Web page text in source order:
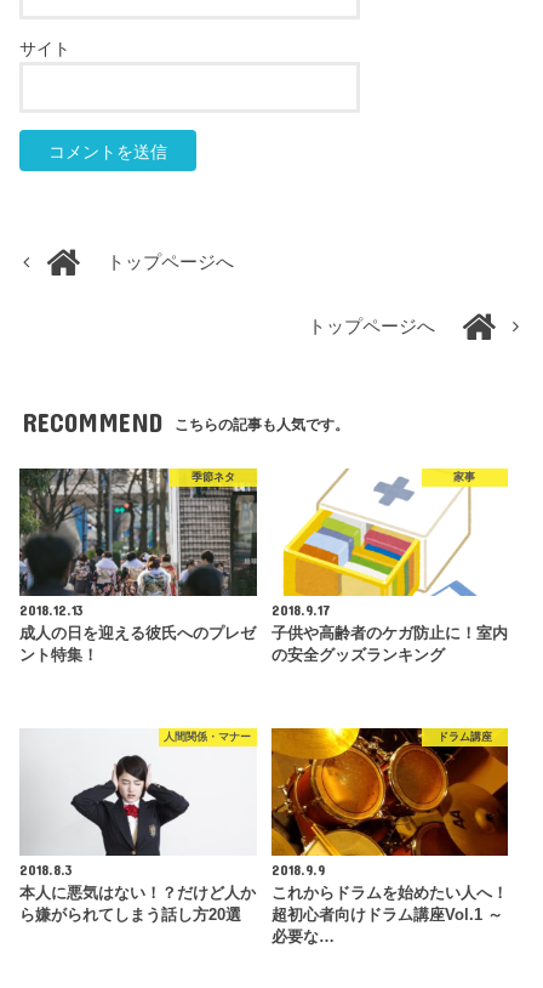
サイト
トップページへ
トップページへ
RECOMMEND こちらの記事も人気です。
季節ネタ
2018.12.13
成人の日を迎える彼氏へのプレゼ
ント特集！
家事
2018.9.17
子供や高齢者のケガ防止に！室内
の安全グッズランキング
人間関係・マナー
2018.8.3
本人に悪気はない！？だけど人か
ら嫌がられてしまう話し方20選
ドラム講座
2018.9.9
これからドラムを始めたい人へ！
超初心者向けドラム講座Vol.1 ～
必要な…